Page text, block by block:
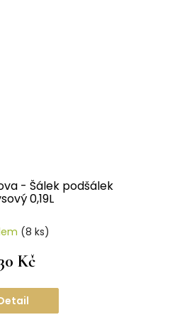
- Šálek podšálek
0,19L
(8 ks)
Kč